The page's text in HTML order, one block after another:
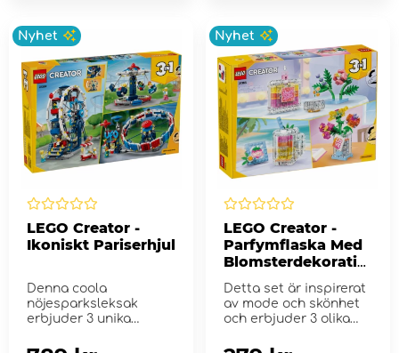
Nyhet
LEGO Creator -
Ikoniskt Pariserhjul
Denna coola
nöjesparksleksak
erbjuder 3 unika
uppsättning ...
Nyhet
LEGO Creator -
Parfymflaska Med
Blomsterdekoratio
Detta set är inspirerat
av mode och skönhet
och erbjuder 3 olika